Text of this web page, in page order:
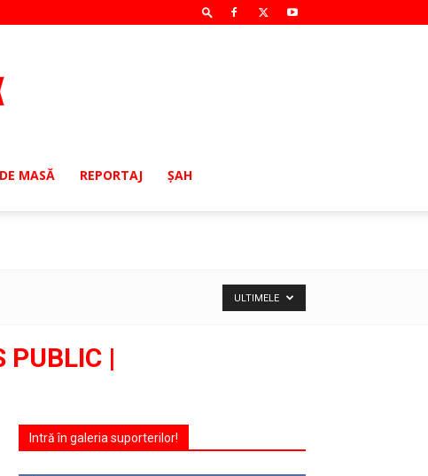
MASĂ REPORTAJ ŞAH
ULTIMELE
PUBLIC |
Intră în galeria suporterilor!